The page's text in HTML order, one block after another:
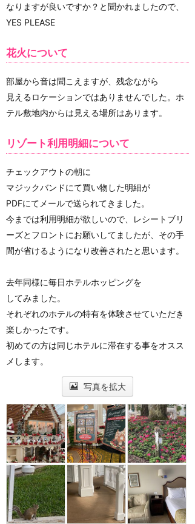
なりますが良いですか？と聞かれましたので、
YES PLEASE
花火について
部屋から音は聞こえますが、残念ながら
見えるロケーションではありませんでした。ホ
テル敷地内からは見える場所はあります。
リゾート利用明細について
チェックアウトの朝に
マジックバンドにて買い物した明細が
PDFにてメールで送られてきました。
今までは利用明細が欲しいので、レシートブリ
ーズとフロントにお願いしてましたが、その手
間が省けるようになり改善されたと思います。
去年同様に毎日ホテルホッピングを
してみました。
それぞれのホテルの特有を体験させていただき
楽しかったです。
初めての方は同じホテルに滞在する事をオスス
メします。
写真を拡大